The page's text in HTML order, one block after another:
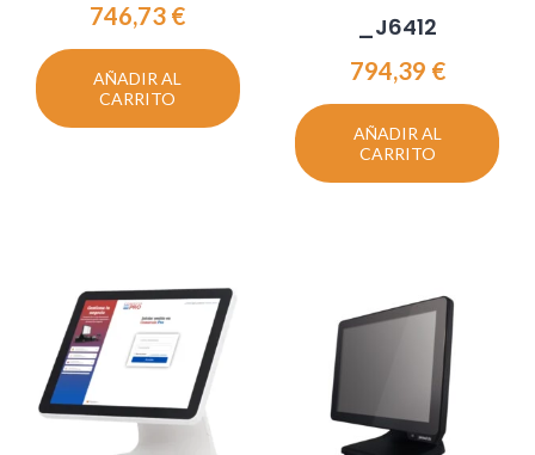
746,73 €
AÑADIR AL
CARRITO
_J6412
794,39 €
AÑADIR AL
CARRITO